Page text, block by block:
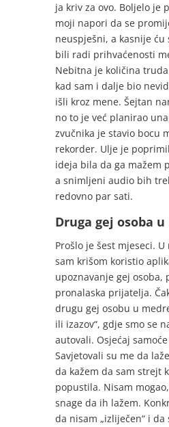
ja kriv za ovo. Boljelo je
moji napori da se
neuspješni, a kasnije ću
bili radi prihvaćenosti
Nebitna je količina
kad sam i dalje bio
išli kroz mene. Šejtan
no to je već planirao
zvučnika je stavio bocu
rekorder. Ulje je
ideja bila da ga mažem
a snimljeni audio bih
redovno par sati.
Druga gej osoba
Prošlo je šest mjeseci.
sam krišom koristio
upoznavanje gej osoba,
pronalaska prijatelja.
drugu gej osobu u
ili izazov“, gdje smo se
autovali. Osjećaj
Savjetovali su me da
da kažem da sam strejt
popustila. Nisam
snage da ih lažem.
da nisam „izliječen“ i da